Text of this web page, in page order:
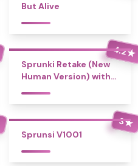
But Alive
4.2★
Sprunki Retake (New
Human Version) with
3★
Sprunsi V1001